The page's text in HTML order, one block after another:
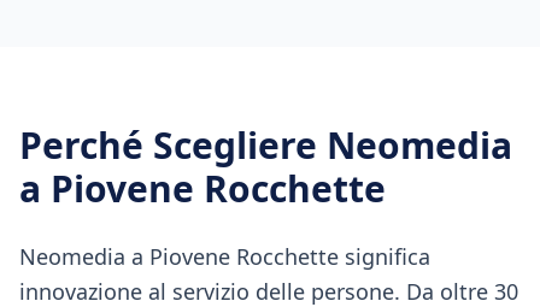
Perché Scegliere Neomedia
a Piovene Rocchette
Neomedia a Piovene Rocchette significa
innovazione al servizio delle persone. Da oltre 30